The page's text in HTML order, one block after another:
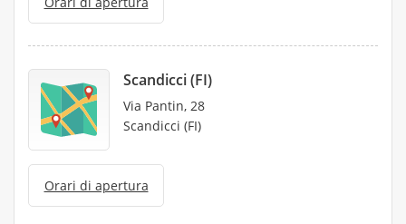
Scandicci (FI)
Via Pantin, 28
Scandicci (FI)
Orari di apertura